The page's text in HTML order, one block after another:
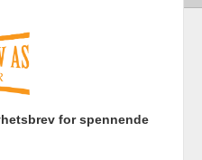
Sikkerhet og personvern
for spennende